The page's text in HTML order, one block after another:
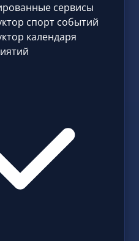
сервисы
спорт событий
календаря